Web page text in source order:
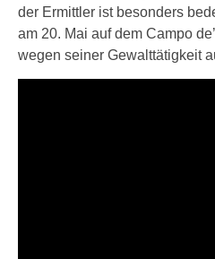
der Ermittler ist besonders
am 20. Mai auf dem Campo
wegen seiner Gewalttätigkeit